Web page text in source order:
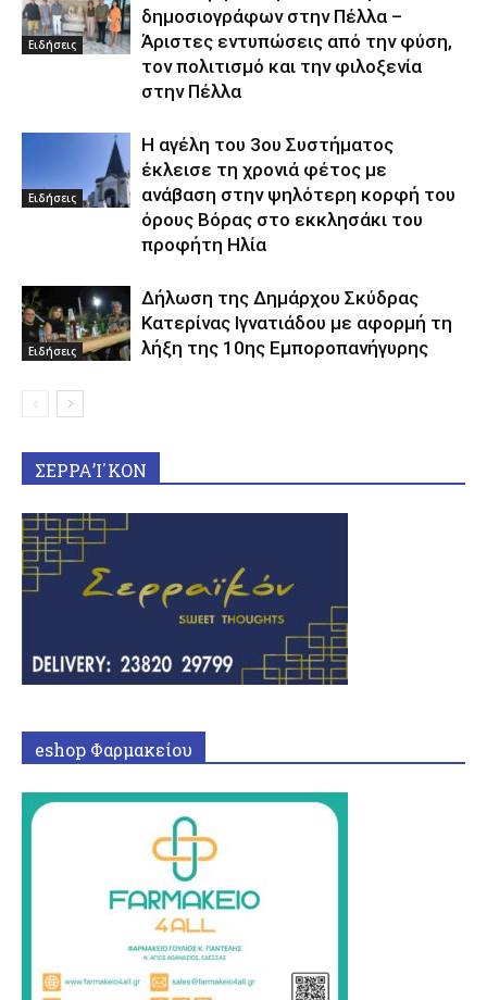
Ειδήσεις
δημοσιογράφων στην Πέλλα –
Άριστες εντυπώσεις από την φύση,
τον πολιτισμό και την φιλοξενία
στην Πέλλα
Ειδήσεις
Η αγέλη του 3ου Συστήματος
έκλεισε τη χρονιά φέτος με
ανάβαση στην ψηλότερη κορφή του
όρους Βόρας στο εκκλησάκι του
προφήτη Ηλία
Ειδήσεις
Δήλωση της Δημάρχου Σκύδρας
Κατερίνας Ιγνατιάδου με αφορμή τη
λήξη της 10ης Εμποροπανήγυρης
ΣΕΡΡΑ’Ι΄ΚΟΝ
eshop Φαρμακείου